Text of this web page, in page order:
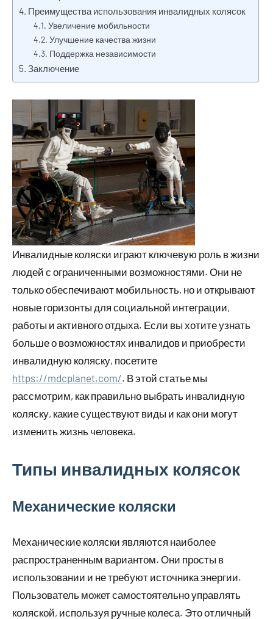
Преимущества использования инвалидных колясок
Увеличение мобильности
Улучшение качества жизни
Поддержка независимости
Заключение
Инвалидные коляски играют ключевую роль в жизни
людей с ограниченными возможностями. Они не
только обеспечивают мобильность, но и открывают
новые горизонты для социальной интеграции,
работы и активного отдыха. Если вы хотите узнать
больше о возможностях инвалидов и приобрести
инвалидную коляску, посетите
https://mdcplanet.com/. В этой статье мы
рассмотрим, как правильно выбрать инвалидную
коляску, какие существуют виды и как они могут
изменить жизнь человека.
Типы инвалидных колясок
Механические коляски
Механические коляски являются наиболее
распространенным вариантом. Они просты в
использовании и не требуют источника энергии.
Пользователь может самостоятельно управлять
коляской, используя ручные колеса. Это отличный